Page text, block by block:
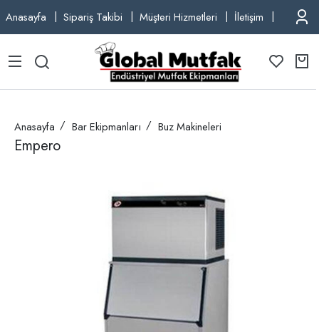
Anasayfa Sipariş Takibi Müşteri Hizmetleri İletişim TEL:
Anasayfa Bar Ekipmanları Buz Makineleri
Empero